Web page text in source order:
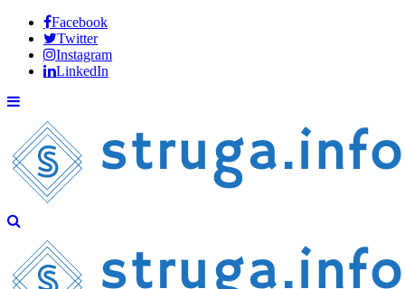
Facebook
Twitter
Instagram
LinkedIn